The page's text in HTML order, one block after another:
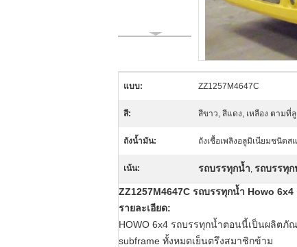
แบบ: ZZ1257M4647C
สี: สีขาว, สีแดง, เหลือง ตามที่
ถังน้ำมัน: ถังเชื้อเพลิงอลูมิเนียมชนิดส
เน้น: รถบรรทุกน้ำ, รถบรรทุ
ZZ1257M4647C รถบรรทุกน้ำ Howo
รายละเอียด:
HOWO 6x4 รถบรรทุกน้ำตอนนี้เป็นผลิตภั
subframe ทั้งหมดเย็นตรึงสมาชิกข้าม